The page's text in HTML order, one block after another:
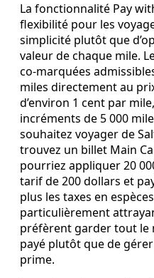
La fonctionnalité Pay
flexibilité pour les
simplicité plutôt que
valeur de chaque mile.
co-marquées
miles directement au
d’environ 1 cent par
incréments de 5 000
souhaitez voyager de
trouvez un billet Main
pourriez appliquer 20
tarif de 200 dollars et
plus les taxes en
particulièrement
préfèrent garder tout le
payé plutôt que de
prime.